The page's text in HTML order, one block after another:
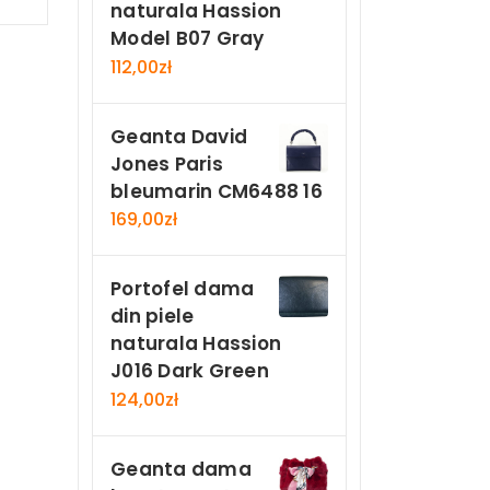
naturala Hassion
Model B07 Gray
112,00zł
Geanta David
Jones Paris
bleumarin CM6488 16
169,00zł
Portofel dama
din piele
naturala Hassion
J016 Dark Green
124,00zł
Geanta dama